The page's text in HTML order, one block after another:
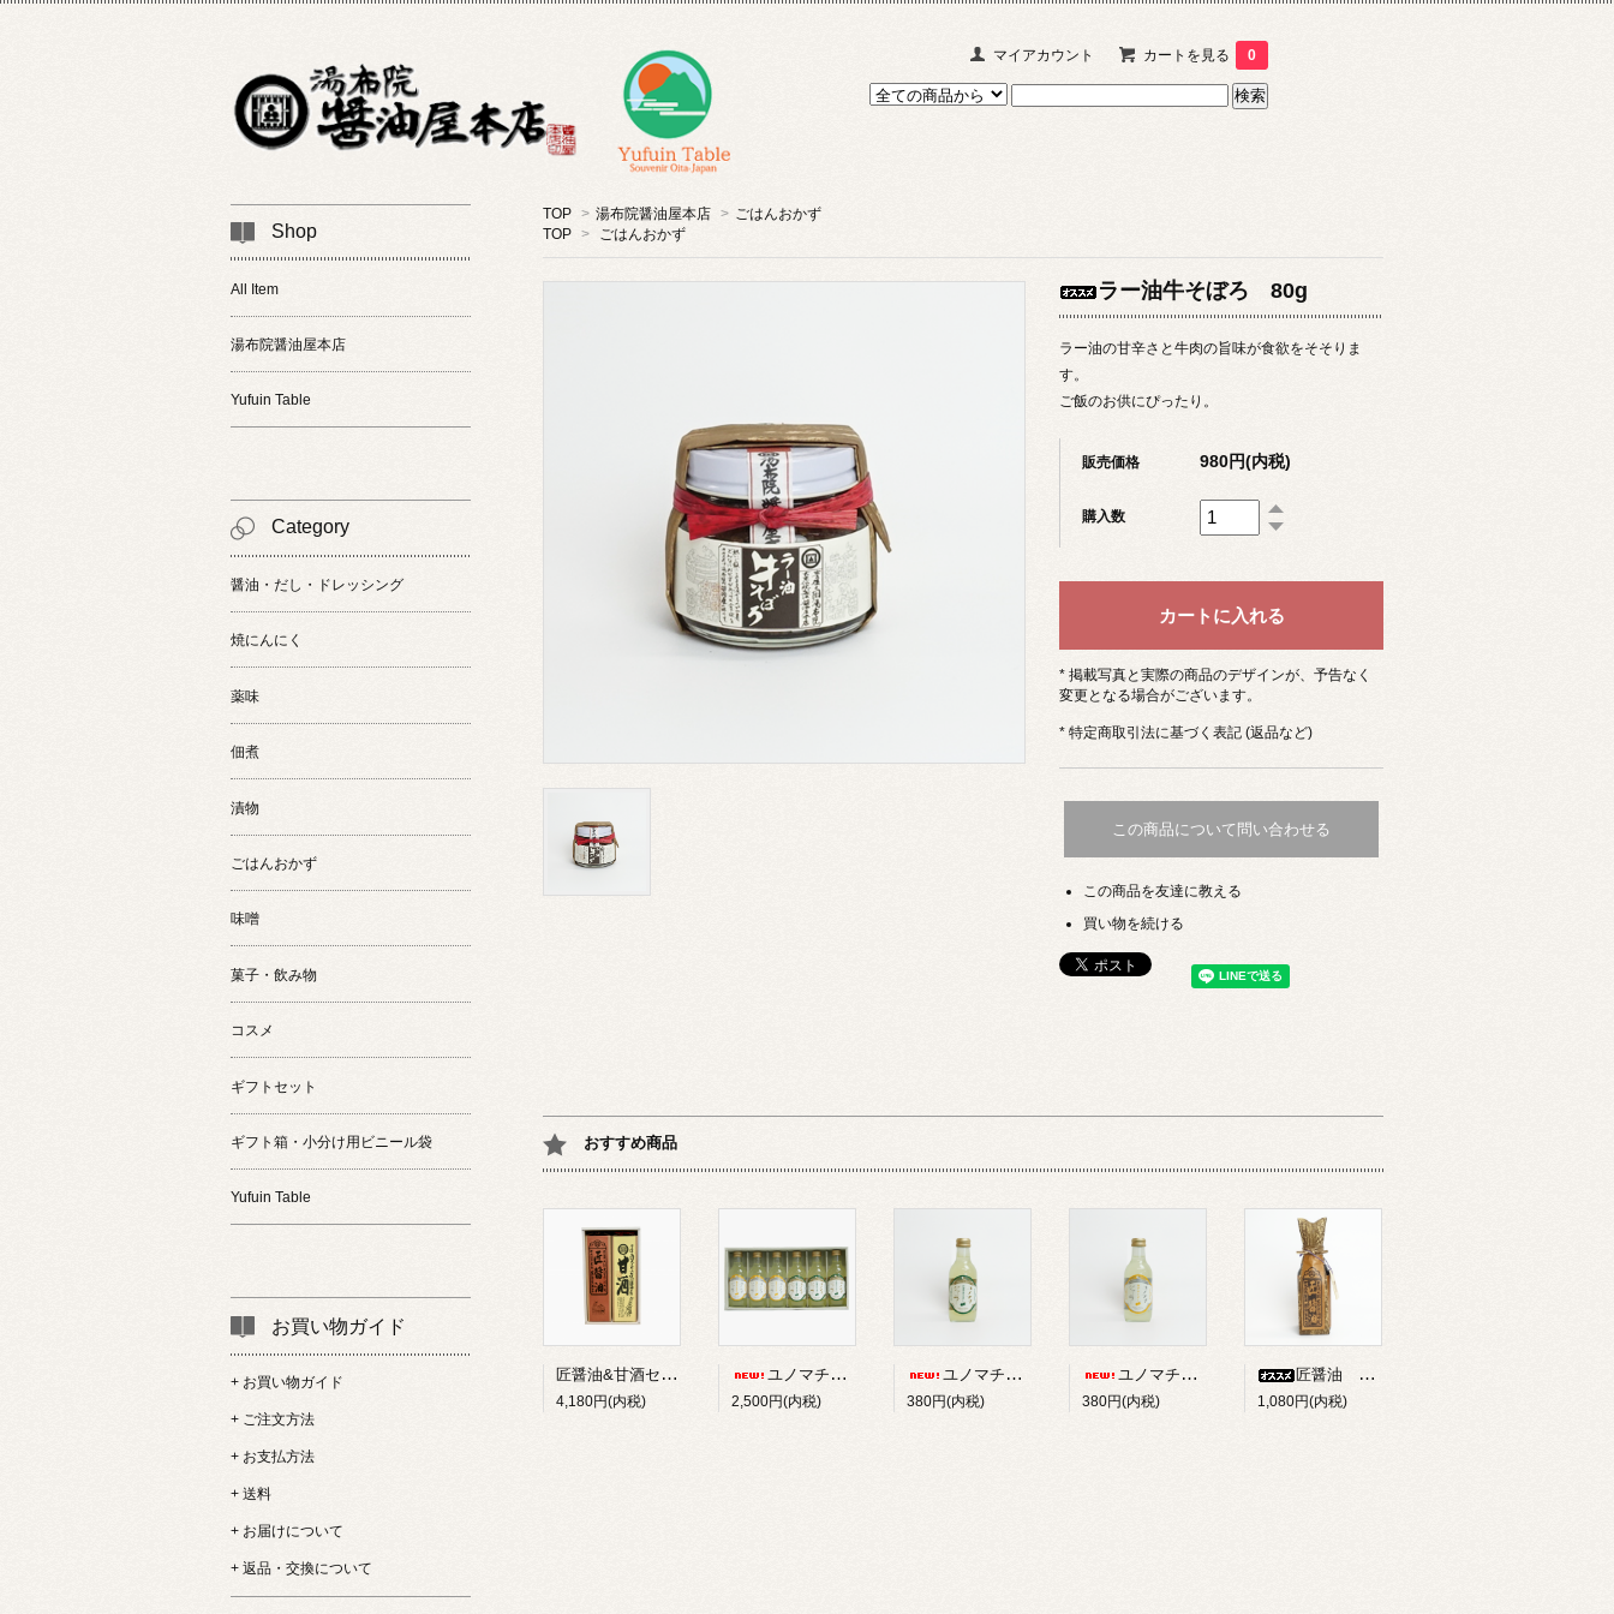
マイアカウント カートを見る 0
TOP > 湯布院醤油屋本店 > ごはんおかず
TOP > ごはんおかず
ラー油牛そぼろ 80g
ラー油の甘辛さと牛肉の旨味が食欲をそそりま
す。
ご飯のお供にぴったり。
販売価格 980円(内税)
購入数
* 掲載写真と実際の商品のデザインが、予告なく
変更となる場合がございます。
* 特定商取引法に基づく表記 (返品など)
この商品について問い合わせる
この商品を友達に教える
買い物を続ける
おすすめ商品
匠醤油&甘酒セット
4,180円(内税)
ユノマチジャーニーサイダーセット 200ml*６本
2,500円(内税)
ユノマチジャーニーかぼすサイダー 200ml
380円(内税)
ユノマチジャーニーゆずサイダー 200ml
380円(内税)
匠醤油 250ml
1,080円(内税)
Shop
All Item
湯布院醤油屋本店
Yufuin Table
Category
醤油・だし・ドレッシング
焼にんにく
薬味
佃煮
漬物
ごはんおかず
味噌
菓子・飲み物
コスメ
ギフトセット
ギフト箱・小分け用ビニール袋
Yufuin Table
お買い物ガイド
+ お買い物ガイド
+ ご注文方法
+ お支払方法
+ 送料
+ お届けについて
+ 返品・交換について